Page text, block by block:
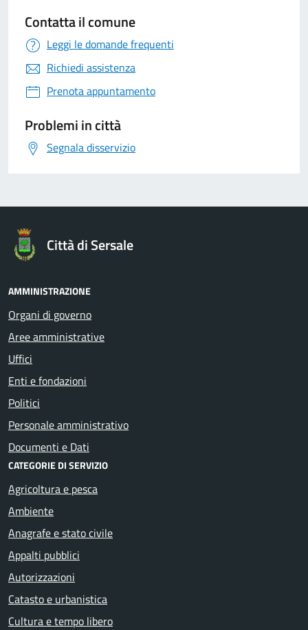
Contatta il comune
Leggi le domande frequenti
Richiedi assistenza
Prenota appuntamento
Problemi in città
Segnala disservizio
Città di Sersale
AMMINISTRAZIONE
Organi di governo
Aree amministrative
Uffici
Enti e fondazioni
Politici
Personale amministrativo
Documenti e Dati
CATEGORIE DI SERVIZIO
Agricoltura e pesca
Ambiente
Anagrafe e stato civile
Appalti pubblici
Autorizzazioni
Catasto e urbanistica
Cultura e tempo libero